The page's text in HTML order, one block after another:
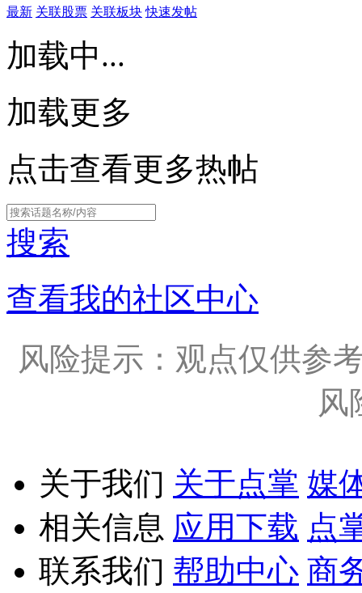
最新 关联股票 关联板块 快速发帖
加载中...
加载更多
点击查看更多热帖
搜索
查看我的社区中心
风险提示：观点仅供参
风
关于我们 关于点掌 媒
相关信息 应用下载 点
联系我们 帮助中心 商